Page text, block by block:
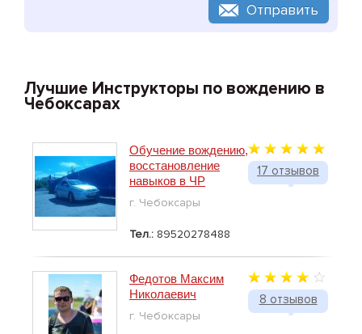
Отправить
Лучшие Инструкторы по вождению в
Чебоксарах
17 отзывов
Обучение вождению,
восстановление
навыков в ЧР
г. Чебоксары
Тел.: 89520278488
8 отзывов
Федотов Максим
Николаевич
г. Чебоксары